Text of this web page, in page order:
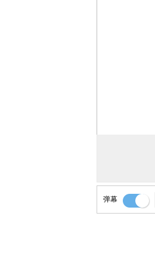
弹幕